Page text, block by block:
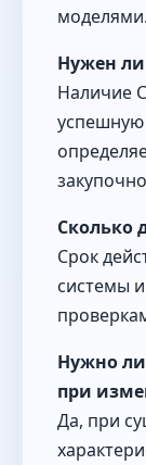
моделями.
Нужен ли
Наличие
Сколько
Срок
системы
Нужно
при
Да, при